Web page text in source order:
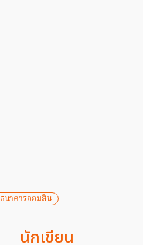
ธนาคารออมสิน
นักเขียน